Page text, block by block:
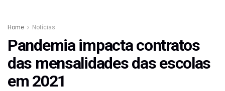
Home Notícias
Pandemia impacta contratos
das mensalidades das escolas
em 2021